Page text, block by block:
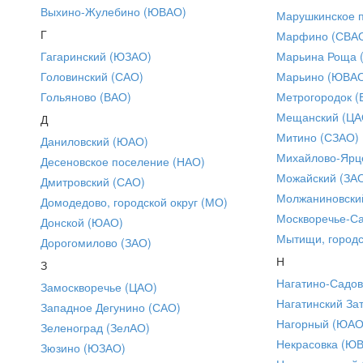
Выхино-Жулебино (ЮВАО)
Г
Гагаринский (ЮЗАО)
Головинский (САО)
Гольяново (ВАО)
Д
Даниловский (ЮАО)
Десеновское поселение (НАО)
Дмитровский (САО)
Домодедово, городской округ (МО)
Донской (ЮАО)
Дорогомилово (ЗАО)
З
Замоскворечье (ЦАО)
Западное Дегунино (САО)
Зеленоград (ЗелАО)
Зюзино (ЮЗАО)
Марушкинское
Марфино
Марьина Роща
Марьино
Метрогородок
Мещанский
Митино (СЗАО)
Михайлово-
Можайский
Москворечье-
Мытищи,
Н
Нагатино-
Нагатинский
Нагорный
Некрасовка